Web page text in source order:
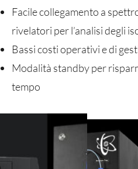
Facile collegamento a
rivelatori per l’analisi degli
Bassi costi operativi e di
Modalità standby per
tempo